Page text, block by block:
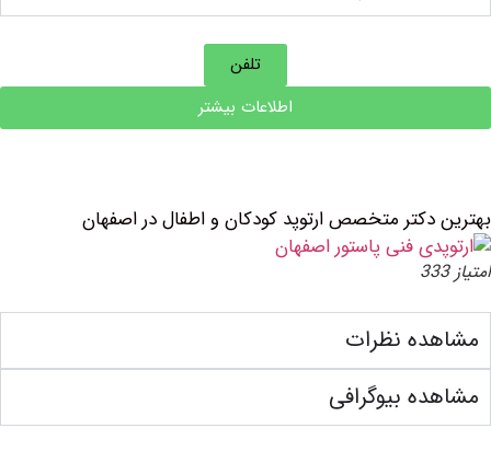
اطلاعات بیشتر
متخصص ارتوپد کودکان و اطفال در اصفهان
نظرات
بیوگرافی